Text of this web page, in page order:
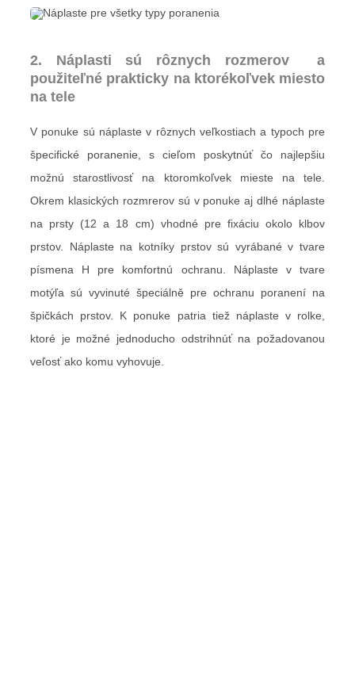
2. Náplasti sú rôznych rozmerov a
použiteľné prakticky na ktorékoľvek miesto
na tele
V ponuke sú náplaste v rôznych veľkostiach a typoch pre
špecifické poranenie, s cieľom poskytnúť čo najlepšiu
možnú starostlivosť na ktoromkoľvek mieste na tele.
Okrem klasických rozmrerov sú v ponuke aj dlhé náplaste
na prsty (12 a 18 cm) vhodné pre fixáciu okolo klbov
prstov. Náplaste na kotníky prstov sú vyrábané v tvare
písmena H pre komfortnú ochranu. Náplaste v tvare
motýľa sú vyvinuté špeciálně pre ochranu poranení na
špičkách prstov. K ponuke patria tiež náplaste v rolke,
ktoré je možné jednoducho odstrihnúť na požadovanou
veľosť ako komu vyhovuje.